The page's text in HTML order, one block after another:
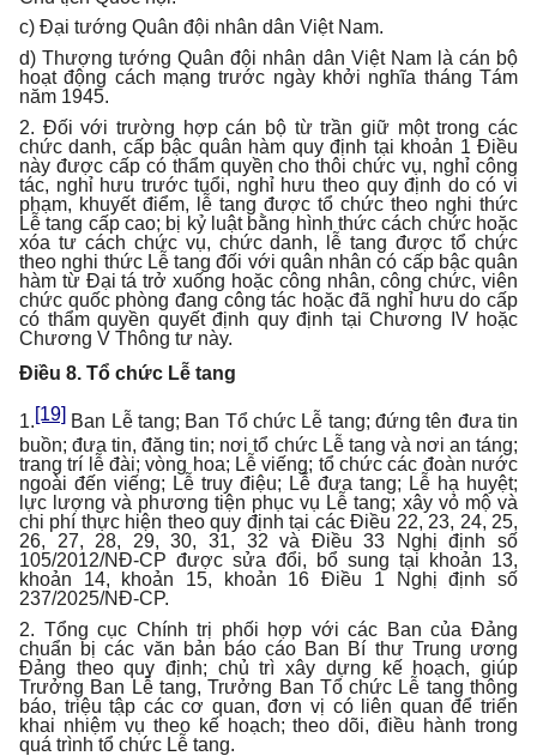
c) Đại tướng Quân đội nhân dân Việt Nam.
d) Thượng tướng Quân đội nhân dân Việt Nam là cán bộ
hoạt động cách mạng trước ngày khởi nghĩa tháng Tám
năm 1945.
2. Đối với trường hợp cán bộ từ trần giữ một trong các
chức danh, cấp bậc quân hàm quy định tại khoản 1 Điều
này được cấp có thẩm quyền cho thôi chức vụ, nghỉ công
tác, nghỉ hưu trước tuổi, nghỉ hưu theo quy định do có vi
phạm, khuyết điểm, lễ tang được tổ chức theo nghi thức
Lễ tang cấp cao; bị kỷ luật bằng hình thức cách chức hoặc
xóa tư cách chức vụ, chức danh, lễ tang được tổ chức
theo nghi thức Lễ tang đối với quân nhân có cấp bậc quân
hàm từ Đại tá trở xuống hoặc công nhân, công chức, viên
chức quốc phòng đang công tác hoặc đã nghỉ hưu do cấp
có thẩm quyền quyết định quy định tại Chương IV hoặc
Chương V Thông tư này.
Điều 8. Tổ chức Lễ tang
1.[19] Ban Lễ tang; Ban Tổ chức Lễ tang; đứng tên đưa tin
buồn; đưa tin, đăng tin; nơi tổ chức Lễ tang và nơi an táng;
trang trí lễ đài; vòng hoa; Lễ viếng; tổ chức các đoàn nước
ngoài đến viếng; Lễ truy điệu; Lễ đưa tang; Lễ hạ huyệt;
lực lượng và phương tiện phục vụ Lễ tang; xây vỏ mộ và
chi phí thực hiện theo quy định tại các Điều 22, 23, 24, 25,
26, 27, 28, 29, 30, 31, 32 và Điều 33 Nghị định số
105/2012/NĐ-CP được sửa đổi, bổ sung tại khoản 13,
khoản 14, khoản 15, khoản 16 Điều 1 Nghị định số
237/2025/NĐ-CP.
2. Tổng cục Chính trị phối hợp với các Ban của Đảng
chuẩn bị các văn bản báo cáo Ban Bí thư Trung ương
Đảng theo quy định; chủ trì xây dựng kế hoạch, giúp
Trưởng Ban Lễ tang, Trưởng Ban Tổ chức Lễ tang thông
báo, triệu tập các cơ quan, đơn vị có liên quan để triển
khai nhiệm vụ theo kế hoạch; theo dõi, điều hành trong
quá trình tổ chức Lễ tang.